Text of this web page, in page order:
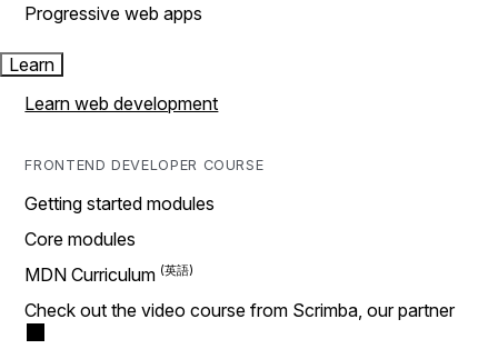
Progressive web apps
Learn
Learn web development
FRONTEND DEVELOPER COURSE
Getting started modules
Core modules
MDN Curriculum
Check out the video course from Scrimba, our partner